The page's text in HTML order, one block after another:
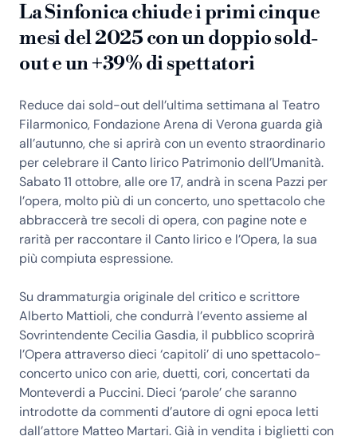
La Sinfonica chiude i primi cinque
mesi del 2025 con un doppio sold-
out e un +39% di spettatori
Reduce dai sold-out dell’ultima settimana al Teatro
Filarmonico, Fondazione Arena di Verona guarda già
all’autunno, che si aprirà con un evento straordinario
per celebrare il Canto lirico Patrimonio dell’Umanità.
Sabato 11 ottobre, alle ore 17, andrà in scena Pazzi per
l’opera, molto più di un concerto, uno spettacolo che
abbraccerà tre secoli di opera, con pagine note e
rarità per raccontare il Canto lirico e l’Opera, la sua
più compiuta espressione.
Su drammaturgia originale del critico e scrittore
Alberto Mattioli, che condurrà l’evento assieme al
Sovrintendente Cecilia Gasdia, il pubblico scoprirà
l’Opera attraverso dieci ‘capitoli’ di uno spettacolo-
concerto unico con arie, duetti, cori, concertati da
Monteverdi a Puccini. Dieci ‘parole’ che saranno
introdotte da commenti d’autore di ogni epoca letti
dall’attore Matteo Martari. Già in vendita i biglietti con